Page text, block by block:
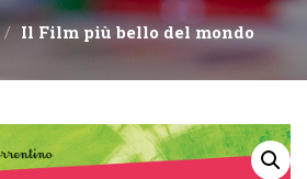
Il Film più bello del mondo